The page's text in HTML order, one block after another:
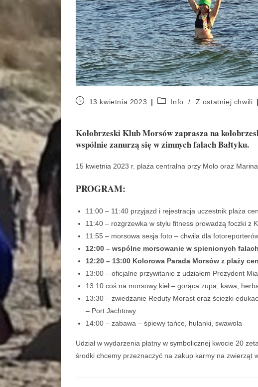
13 kwietnia 2023 Info / Z ostatniej chwili
Kołobrzeski Klub Morsów zaprasza na
wspólnie zanurzą się w zimnych falach Bałtyku.
15 kwietnia 2023 r. plaża centralna przy Molo oraz
PROGRAM:
11:00 – 11:40 przyjazd i rejestracja uczestnik plaża
11:40 – rozgrzewka w stylu fitness prowadzą foczki z
11:55 – morsowa sesja foto – chwila dla
12:00 – wspólne morsowanie w spienionych
12:20 – 13:00 Kolorowa Parada Morsów z plaży
13:00 – oficjalne przywitanie z udziałem Prezydent
13:10 coś na morsowy kieł – gorąca zupa, kawa,
13:30 – zwiedzanie Reduty Morast oraz ścieżki
– Port Jachtowy
14:00 – zabawa – śpiewy tańce, hulanki, swawola
Udział w wydarzenia płatny w symbolicznej kwocie 20
środki chcemy przeznaczyć na zakup karmy na zwierząt